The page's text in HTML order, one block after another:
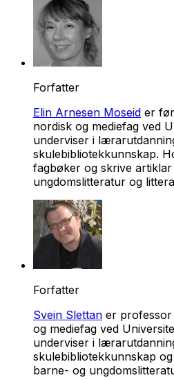
Forfatter
Elin Arnesen Moseid er
nordisk og mediefag ved
underviser i
skulebibliotekkunnskap.
fagbøker og skrive
ungdomslitteratur og
Forfatter
Svein Slettan er
og mediefag ved
underviser i
skulebibliotekkunnskap
barne- og